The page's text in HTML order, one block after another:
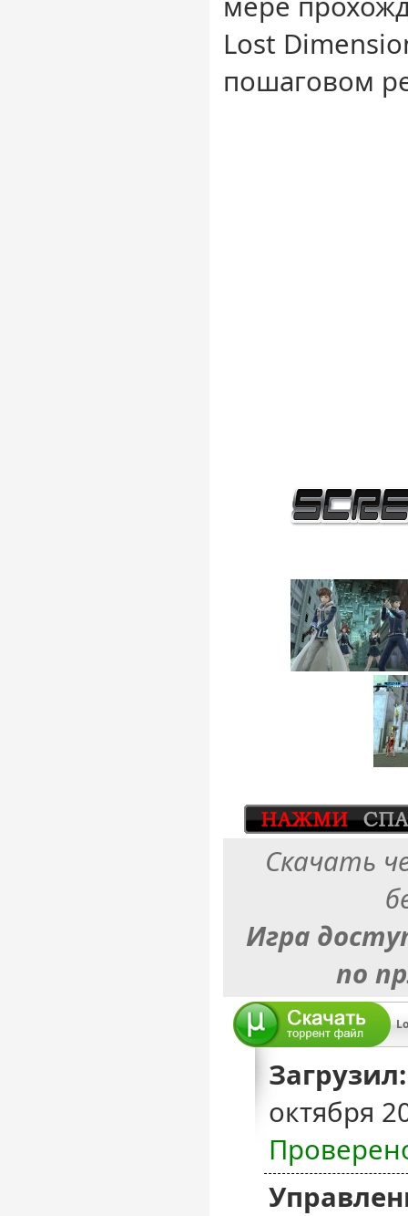
Lost
пошаговом
Скачать
Игра
по
Загрузил:
октября